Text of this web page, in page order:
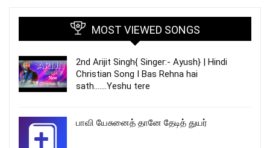
MOST VIEWED SONGS
2nd Arijit Singh{ Singer:- Ayush} | Hindi
Christian Song I Bas Rehna hai
sath…….Yeshu tere
பாவி யேசுனைத் தானே தேடித் துயர்